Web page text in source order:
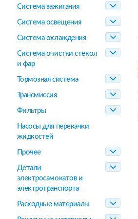
Система зажигания
Система освещения
Система охлаждения
Система очистки стекол
и фар
Тормозная система
Трансмиссия
Фильтры
Насосы для перекачки
жидкостей
Прочее
Детали
электросамокатов и
электротранспорта
Расходные материалы